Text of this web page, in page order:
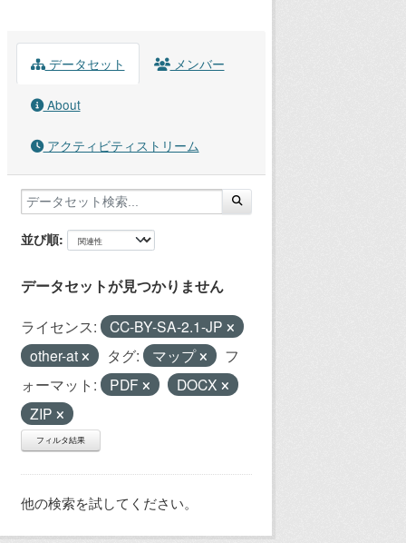
データセット メンバー
About
アクティビティストリーム
並び順
データセットが見つかりません
ライセンス:
CC-BY-SA-2.1-JP
other-at
タグ: マップ
フ
ォーマット:
PDF
DOCX
ZIP
フィルタ結果
他の検索を試してください。